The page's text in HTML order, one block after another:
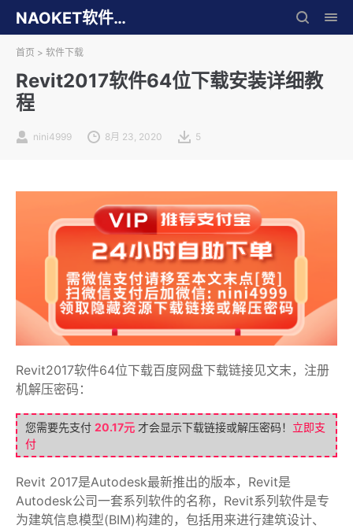
NAOKET软件库
首页 > 软件下载
Revit2017软件64位下载安装详细教
程
nini4999 8月 23, 2020 5
Revit2017软件64位下载百度网盘下载链接见文末，注册
机解压密码：
您需要先支付 20.17元 才会显示下载链接或解压密码！ 立即支
付
Revit 2017是Autodesk最新推出的版本，Revit是
Autodesk公司一套系列软件的名称，Revit系列软件是专
为建筑信息模型(BIM)构建的，包括用来进行建筑设计、